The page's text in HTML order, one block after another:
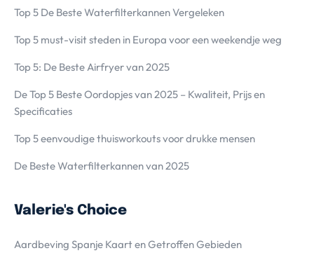
Top 5 De Beste Waterfilterkannen Vergeleken
Top 5 must-visit steden in Europa voor een weekendje weg
Top 5: De Beste Airfryer van 2025
De Top 5 Beste Oordopjes van 2025 – Kwaliteit, Prijs en
Specificaties
Top 5 eenvoudige thuisworkouts voor drukke mensen
De Beste Waterfilterkannen van 2025
Valerie's Choice
Aardbeving Spanje Kaart en Getroffen Gebieden